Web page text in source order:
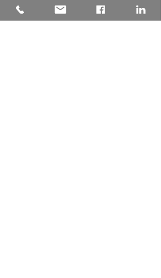
impiantistici, cambio dei dati
catastali)